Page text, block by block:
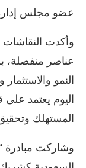
عضو مجلس
وأكدت
عناصر منفصلة،
النمو
اليوم يعتمد على
المستهلك
وشاركت مبادرة